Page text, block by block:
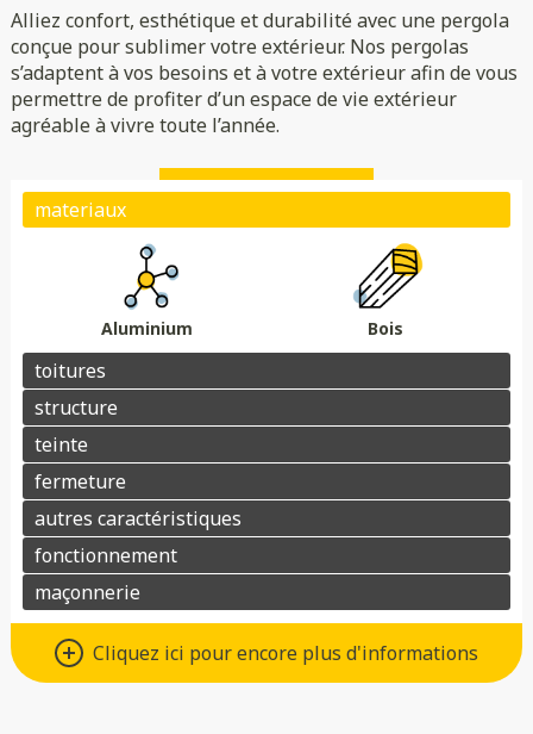
Alliez confort, esthétique et durabilité avec une pergola
conçue pour sublimer votre extérieur. Nos pergolas
s’adaptent à vos besoins et à votre extérieur afin de vous
permettre de profiter d’un espace de vie extérieur
agréable à vivre toute l’année.
Aluminium Bois
(verre/polycarbonate)
Indépendante
Adossée
Essences de boisColoris au choix
Store
Parois
Électrique avec téléphone
Électrique avec télécommande
Cliquez ici pour encore plus d'informations
Matériaux : Aluminium ou bois
Choisissez l’aluminium pour une pergola au design moderne,